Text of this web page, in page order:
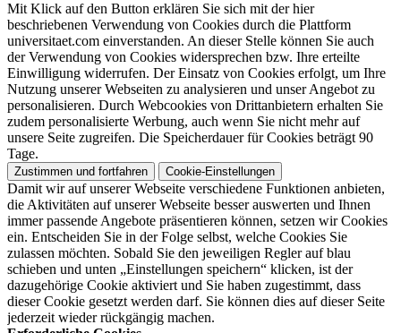
Mit Klick auf den Button erklären Sie sich mit der hier
beschriebenen Verwendung von Cookies durch die Plattform
universitaet.com einverstanden. An dieser Stelle können Sie auch
der Verwendung von Cookies widersprechen bzw. Ihre erteilte
Einwilligung widerrufen. Der Einsatz von Cookies erfolgt, um Ihre
Nutzung unserer Webseiten zu analysieren und unser Angebot zu
personalisieren. Durch Webcookies von Drittanbietern erhalten Sie
zudem personalisierte Werbung, auch wenn Sie nicht mehr auf
unsere Seite zugreifen. Die Speicherdauer für Cookies beträgt 90
Tage.
Zustimmen und fortfahren Cookie-Einstellungen
Damit wir auf unserer Webseite verschiedene Funktionen anbieten,
die Aktivitäten auf unserer Webseite besser auswerten und Ihnen
immer passende Angebote präsentieren können, setzen wir Cookies
ein. Entscheiden Sie in der Folge selbst, welche Cookies Sie
zulassen möchten. Sobald Sie den jeweiligen Regler auf blau
schieben und unten „Einstellungen speichern“ klicken, ist der
dazugehörige Cookie aktiviert und Sie haben zugestimmt, dass
dieser Cookie gesetzt werden darf. Sie können dies auf dieser Seite
jederzeit wieder rückgängig machen.